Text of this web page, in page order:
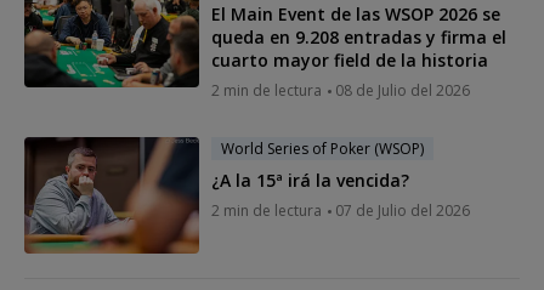
El Main Event de las WSOP 2026 se
queda en 9.208 entradas y firma el
cuarto mayor field de la historia
2 min de lectura 08 de Julio del 2026
World Series of Poker (WSOP)
¿A la 15ª irá la vencida?
2 min de lectura 07 de Julio del 2026